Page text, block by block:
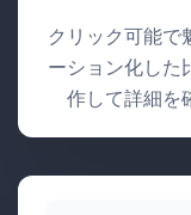
クリック可能で
ーション化した
作して詳細を